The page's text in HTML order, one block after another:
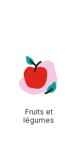
Fruits et
légumes